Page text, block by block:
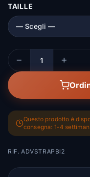
TAILLE
Quantità
Questo prodotto è
consegna: 1-4
RIF. ADVSTRAPBI2